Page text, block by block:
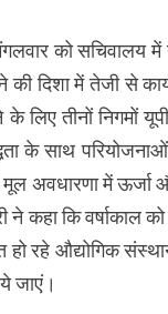
को सचिवालय में
की दिशा में तेजी से
के लिए तीनों
के साथ
मूल अवधारणा में ऊर्जा
कहा कि वर्षाकाल
हो रहे औद्योगिक
जाएं।